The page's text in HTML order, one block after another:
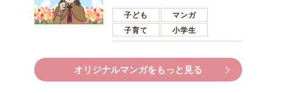
れたショックは大きい
子ども
マンガ
子育て
小学生
オリジナルマンガをもっと見る